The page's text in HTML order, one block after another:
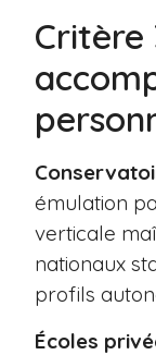
Critère
émulation
verticale
nationaux
profils
Écoles